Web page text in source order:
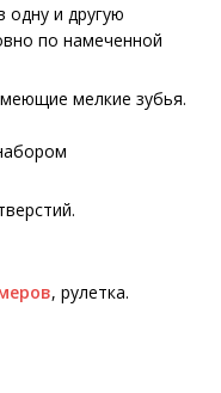
одну и другую
по намеченной
мелкие зубья.
, рулетка.